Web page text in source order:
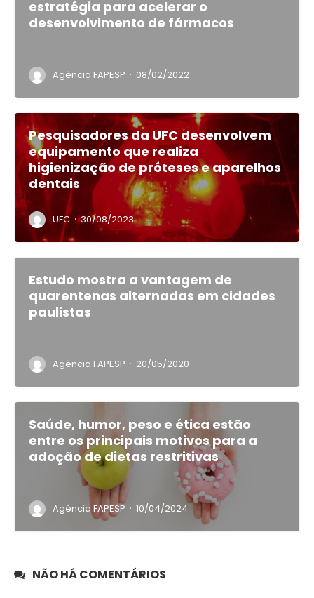
estratégia para acelerar o
desenvolvimento de fármacos
Agência FAPESP · 08/02/2022
Pesquisadores da UFC desenvolvem
equipamento que realiza
higienização de próteses e aparelhos
dentais
UFC · 30/08/2023
Estudo mostra a vantagem de
quarentenas alternadas em cidades
paulistas
Agência FAPESP · 20/05/2020
Saúde, humor, peso e ética estão
entre os principais motivos para a
adoção de dietas restritivas
Agência FAPESP · 10/04/2024
NÃO HÁ COMENTÁRIOS